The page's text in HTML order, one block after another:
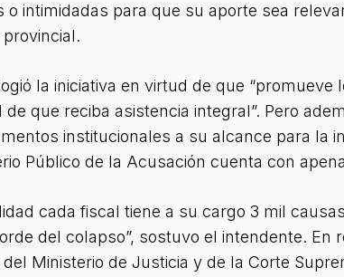
o intimidadas para que su aporte sea
la iniciativa en virtud de que
de que reciba asistencia integral”. Pero
institucionales a su alcance para la
Público de la Acusación cuenta con
cada fiscal tiene a su cargo 3 mil
del colapso”, sostuvo el intendente.
Ministerio de Justicia y de la Corte